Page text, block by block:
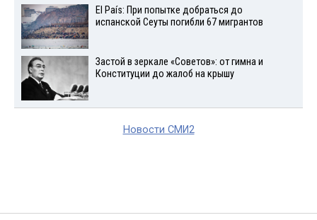
El País: При попытке добраться до
испанской Сеуты погибли 67 мигрантов
Застой в зеркале «Советов»: от гимна и
Конституции до жалоб на крышу
Новости СМИ2